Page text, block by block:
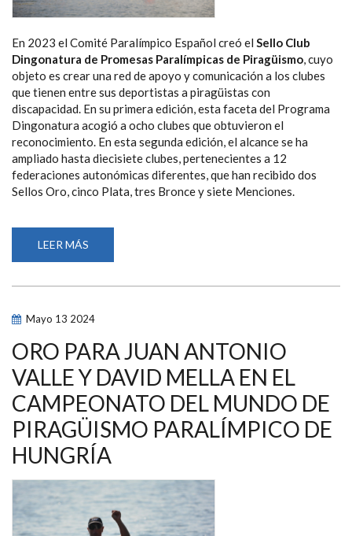
En 2023 el Comité Paralímpico Español creó el Sello Club
Dingonatura de Promesas Paralímpicas de Piragüismo, cuyo
objeto es crear una red de apoyo y comunicación a los clubes
que tienen entre sus deportistas a piragüistas con
discapacidad. En su primera edición, esta faceta del Programa
Dingonatura acogió a ocho clubes que obtuvieron el
reconocimiento. En esta segunda edición, el alcance se ha
ampliado hasta diecisiete clubes, pertenecientes a 12
federaciones autonómicas diferentes, que han recibido dos
Sellos Oro, cinco Plata, tres Bronce y siete Menciones.
LEER MÁS
PIRAGÜISMO
Y
DE
CALIDAD
DINGONATURA
POR
SU
INCLUSIÓN
DE
PALISTAS
CON
DISCAPACIDAD
Mayo 13 2024
ORO PARA JUAN ANTONIO
VALLE Y DAVID MELLA EN EL
CAMPEONATO DEL MUNDO DE
PIRAGÜISMO PARALÍMPICO DE
HUNGRÍA